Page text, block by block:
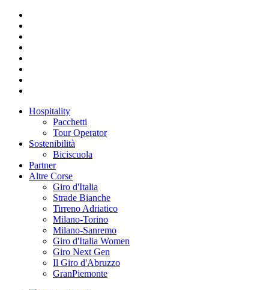
Hospitality
Pacchetti
Tour Operator
Sostenibilità
Biciscuola
Partner
Altre Corse
Giro d'Italia
Strade Bianche
Tirreno Adriatico
Milano-Torino
Milano-Sanremo
Giro d'Italia Women
Giro Next Gen
Il Giro d'Abruzzo
GranPiemonte